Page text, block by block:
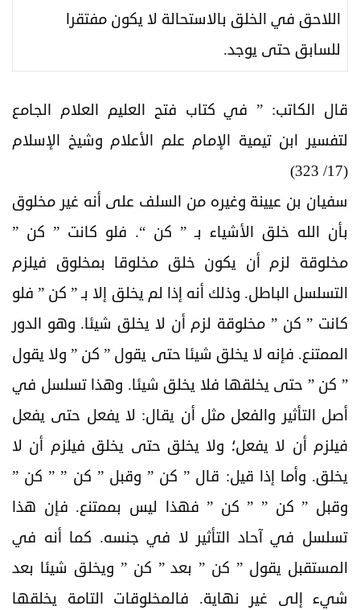
اللاحق في الخلق بالاستحالة لا يكون مفتقرا
للسابق حتى يوجد.
قال الكاتب: ” في كتاب فتح العليم العلام الجامع
لتفسير ابن تيمية الإمام علم الأعلام وشيخ الإسلام
(17/ 323)
سفيان بن عيينة وغيره من السلف على أنه غير مخلوق
بأن الله خلق الأشياء بـ ” كن “. فلو كانت ” كن ”
مخلوقة لزم أن يكون خلق مخلوقا بمخلوق فيلزم
التسلسل الباطل. وذلك أنه إذا لم يخلق إلا بـ ” كن ” فلو
كانت ” كن ” مخلوقة لزم أن لا يخلق شيئا. وهو الدور
الممتنع. فإنه لا يخلق شيئا حتى يقول ” كن ” ولا يقول
” كن ” حتى يخلقها فلا يخلق شيئا. وهذا تسلسل في
أصل التأثير والفعل مثل أن يقال: لا يفعل حتى يفعل
فيلزم أن لا يفعل؛ ولا يخلق حتى يخلق فيلزم أن لا
يخلق. وأما إذا قيل: قال ” كن ” وقبل ” كن ” ” كن ”
وقبل ” كن ” ” كن ” فهذا ليس بممتنع. فإن هذا
تسلسل في آحاد التأثير لا في جنسه. كما أنه في
المستقبل يقول ” كن ” بعد ” كن ” ويخلق شيئا بعد
شيء إلى غير نهاية. فالمخلوقات التامة يخلقها